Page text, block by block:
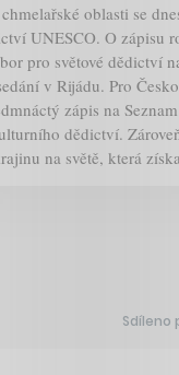
oblasti se
UNESCO. O zápisu
pro světové dědictví
v Rijádu. Pro
zápis na
dědictví.
na světě, která
Sdíleno